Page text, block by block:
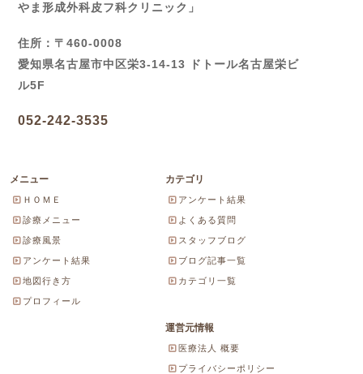
やま形成外科皮フ科クリニック」
住所：〒460-0008
愛知県名古屋市中区栄3-14-13 ドトール名古屋栄ビ
ル5F
052-242-3535
メニュー
ＨＯＭＥ
診療メニュー
診療風景
アンケート結果
地図行き方
プロフィール
カテゴリ
アンケート結果
よくある質問
スタッフブログ
ブログ記事一覧
カテゴリ一覧
運営元情報
医療法人 概要
プライバシーポリシー